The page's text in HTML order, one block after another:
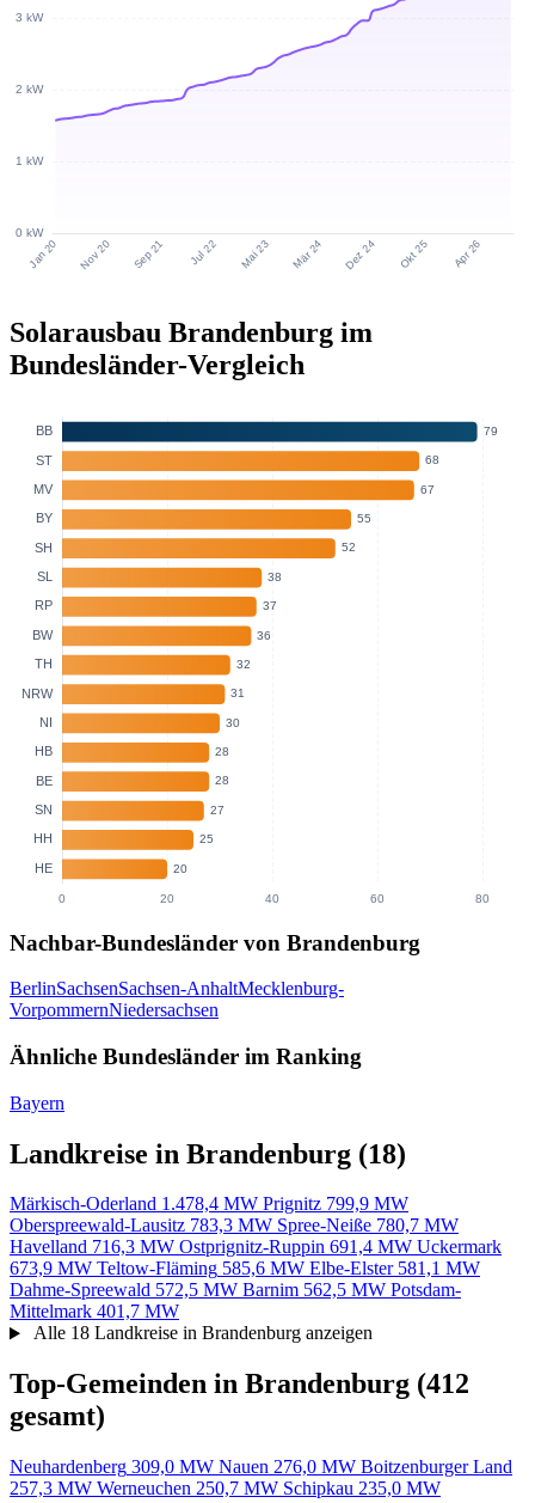
Solarausbau Brandenburg im
Bundesländer-Vergleich
Nachbar-Bundesländer von Brandenburg
BerlinSachsenSachsen-AnhaltMecklenburg-
VorpommernNiedersachsen
Ähnliche Bundesländer im Ranking
Bayern
Landkreise in Brandenburg (18)
Märkisch-Oderland 1.478,4 MW Prignitz 799,9 MW
Oberspreewald-Lausitz 783,3 MW Spree-Neiße 780,7 MW
Havelland 716,3 MW Ostprignitz-Ruppin 691,4 MW Uckermark
673,9 MW Teltow-Fläming 585,6 MW Elbe-Elster 581,1 MW
Dahme-Spreewald 572,5 MW Barnim 562,5 MW Potsdam-
Mittelmark 401,7 MW
Alle 18 Landkreise in Brandenburg anzeigen
Top-Gemeinden in Brandenburg (412
gesamt)
Neuhardenberg 309,0 MW Nauen 276,0 MW Boitzenburger Land
257,3 MW Werneuchen 250,7 MW Schipkau 235,0 MW